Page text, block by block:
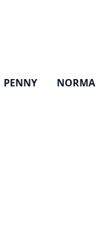
PENNY NORMA